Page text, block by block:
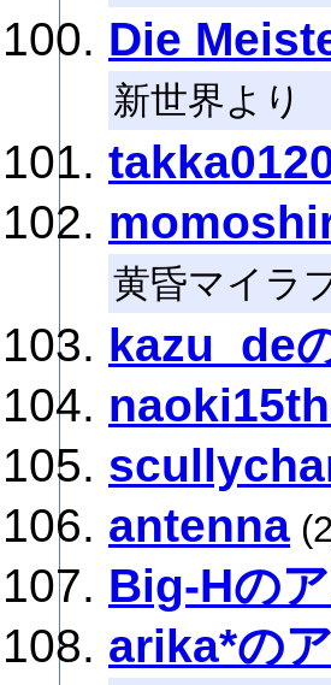
Die
新世界より
黄昏マイラ
kazu_de
antenna
Big-Hの
arika*の